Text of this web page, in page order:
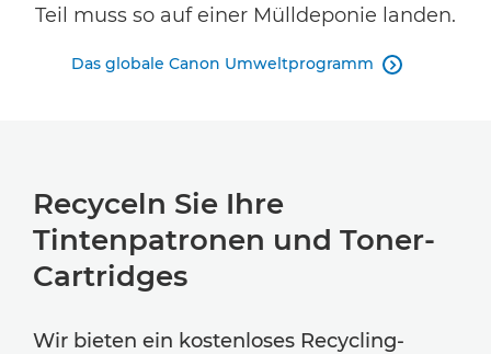
Teil muss so auf einer Mülldeponie landen.
Das globale Canon Umweltprogramm 
Recyceln Sie Ihre
Tintenpatronen und Toner-
Cartridges
Wir bieten ein kostenloses Recycling-